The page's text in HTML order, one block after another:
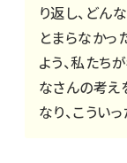
り返し、どん
とまらなかっ
よう、私たち
なさんの考え
なり、こうい